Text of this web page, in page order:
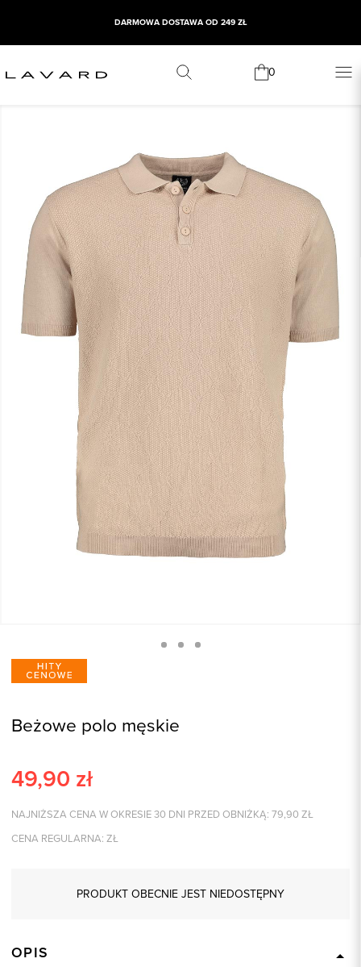
DARMOWA DOSTAWA OD 249 ZŁ
0
Beżowe polo męskie
49,90 zł
NAJNIŻSZA CENA W OKRESIE 30 DNI PRZED OBNIŻKĄ: 79,90 ZŁ
CENA REGULARNA: ZŁ
PRODUKT OBECNIE JEST NIEDOSTĘPNY
OPIS